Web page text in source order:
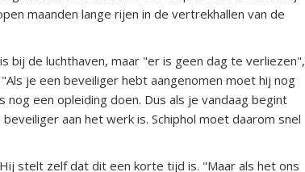
maanden lange rijen in de vertrekhallen van de
bij de luchthaven, maar "er is geen dag te verliezen",
je een beveiliger hebt aangenomen moet hij nog
een opleiding doen. Dus als je vandaag begint
aan het werk is. Schiphol moet daarom snel
stelt zelf dat dit een korte tijd is. "Maar als het ons